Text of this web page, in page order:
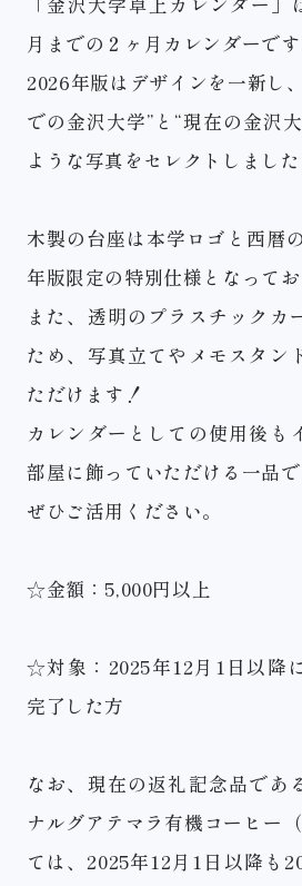
特別芳名板
紺綬褒章の推薦
むギフト」
月までの２ヶ月カレンダーです
2026年版はデザインを一新し
での金沢大学”と“現在の金沢
ような写真をセレクトしまし
木製の台座は本学ロゴと西暦
年版限定の特別仕様となってお
また、透明のプラスチックカ
ため、写真立てやメモスタン
ただけます！
カレンダーとしての使用後も
部屋に飾っていただける一品で
ぜひご活用ください。
☆金額：5,000円以上
☆対象：2025年12月1日以降
完了した方
なお、現在の返礼記念品であ
ナルグアテマラ有機コーヒー
ては、2025年12月1日以降も